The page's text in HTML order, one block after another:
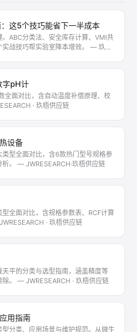
这5个技巧能省下一半成本
ABC分类法、安全库存计算、VMI共
战技巧帮实验室降本增效。 — 玖梧
字pH计
面对比，含自动温度补偿原理、校
· 玖梧供应链
设备
型全面对比，含6款热门型号规格参
。 — JWRESEARCH·玖梧供应链
全面对比，含规格参数表、RCF计算
· 玖梧供应链
平的分类与选型指南，涵盖精度等
。 — JWRESEARCH · 玖梧供应链
用指南
分类、应用场景与维护规范。从微生